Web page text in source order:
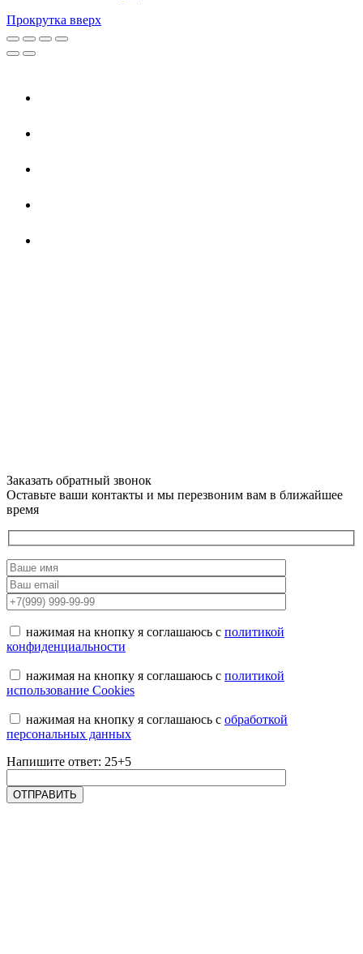
Прокрутка вверх
Заказать обратный звонок
Оставьте ваши контакты и мы перезвоним вам в ближайшее
время
нажимая на кнопку я соглашаюсь с политикой
конфиденциальности
нажимая на кнопку я соглашаюсь с политикой
использование Cookies
нажимая на кнопку я соглашаюсь с обработкой
персональных данных
Напишите ответ: 25+5